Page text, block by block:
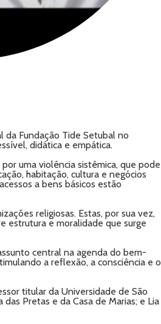
Fundação Tide Setubal no
didática e empática.
uma violência sistêmica, que pode
habitação, cultura e negócios
a bens básicos estão
religiosas. Estas, por sua vez,
estrutura e moralidade que surge
central na agenda do bem-
a reflexão, a consciência e o
titular da Universidade de São
Pretas e da Casa de Marias; e Lia